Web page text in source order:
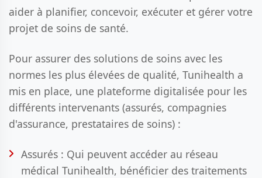
aider à planifier, concevoir, exécuter et gérer votre
projet de soins de santé.
Pour assurer des solutions de soins avec les
normes les plus élevées de qualité, Tunihealth a
mis en place, une plateforme digitalisée pour les
différents intervenants (assurés, compagnies
d'assurance, prestataires de soins) :
Assurés : Qui peuvent accéder au réseau
médical Tunihealth, bénéficier des traitements